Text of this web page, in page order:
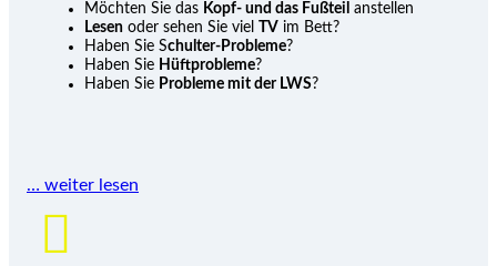
Möchten Sie das Kopf- und das Fußteil anstellen
Lesen oder sehen Sie viel TV im Bett?
Haben Sie Schulter-Probleme?
Haben Sie Hüftprobleme?
Haben Sie Probleme mit der LWS?
… weiter lesen
